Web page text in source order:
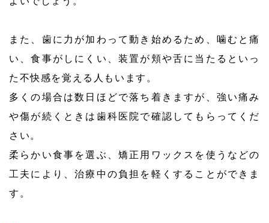
また、歯に力が加わって動き始めるため、噛むと痛
い、食事がしにくい、装置が頬や舌に当たるといっ
た不快感を覚える人もいます。
多くの場合は数日ほどで落ち着きますが、強い痛み
や傷が続くときは歯科医院で確認してもらってくだ
さい。
柔らかい食事を選ぶ、矯正用ワックスを使うなどの
工夫により、治療中の負担を軽くすることができま
す。